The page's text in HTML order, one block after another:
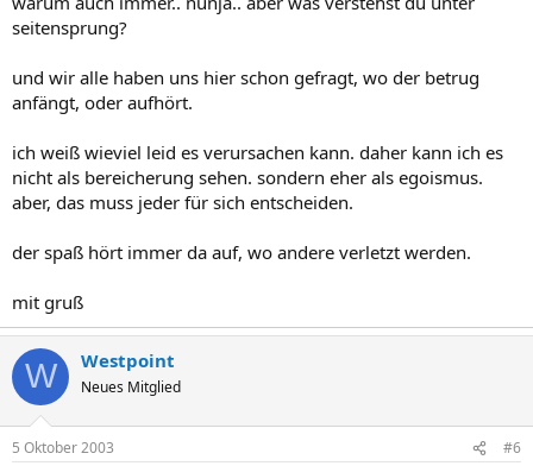
seitensprung?
und wir alle haben uns hier schon gefragt, wo der betrug
anfängt, oder aufhört.
ich weiß wieviel leid es verursachen kann. daher kann ich es
nicht als bereicherung sehen. sondern eher als egoismus.
aber, das muss jeder für sich entscheiden.
der spaß hört immer da auf, wo andere verletzt werden.
mit gruß
W Westpoint
Neues Mitglied
5 Oktober 2003 #6